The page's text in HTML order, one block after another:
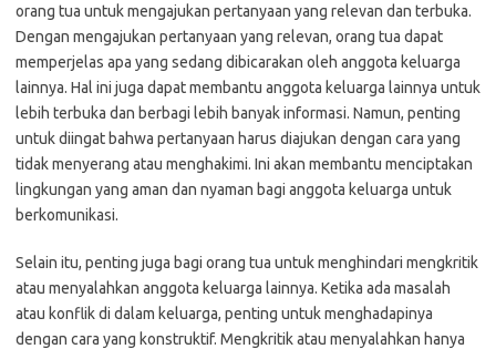
orang tua untuk mengajukan pertanyaan yang relevan dan terbuka.
Dengan mengajukan pertanyaan yang relevan, orang tua dapat
memperjelas apa yang sedang dibicarakan oleh anggota keluarga
lainnya. Hal ini juga dapat membantu anggota keluarga lainnya untuk
lebih terbuka dan berbagi lebih banyak informasi. Namun, penting
untuk diingat bahwa pertanyaan harus diajukan dengan cara yang
tidak menyerang atau menghakimi. Ini akan membantu menciptakan
lingkungan yang aman dan nyaman bagi anggota keluarga untuk
berkomunikasi.
Selain itu, penting juga bagi orang tua untuk menghindari mengkritik
atau menyalahkan anggota keluarga lainnya. Ketika ada masalah
atau konflik di dalam keluarga, penting untuk menghadapinya
dengan cara yang konstruktif. Mengkritik atau menyalahkan hanya